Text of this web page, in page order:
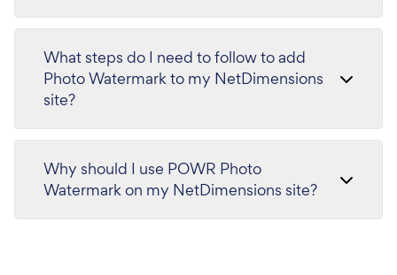
What steps do I need to follow to add
Photo Watermark to my NetDimensions
site?
Why should I use POWR Photo
Watermark on my NetDimensions site?